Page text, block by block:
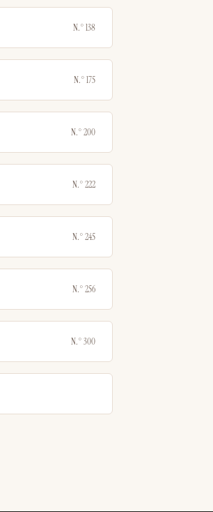
N.° 138
N.° 175
N.° 200
N.° 222
N.° 245
N.° 256
N.° 300